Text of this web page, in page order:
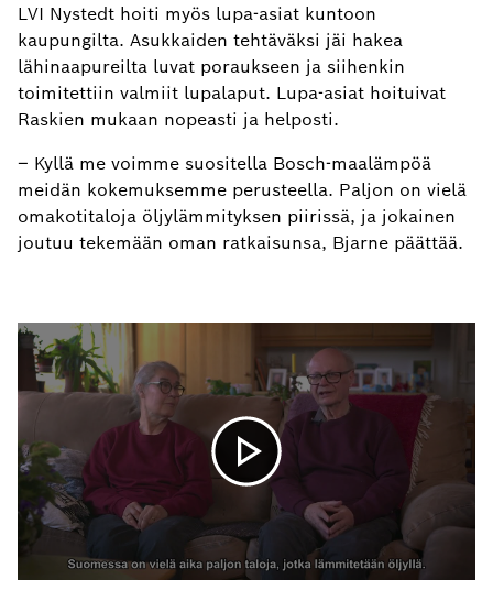
LVI Nystedt hoiti myös lupa-asiat kuntoon
kaupungilta. Asukkaiden tehtäväksi jäi hakea
lähinaapureilta luvat poraukseen ja siihenkin
toimitettiin valmiit lupalaput. Lupa-asiat hoituivat
Raskien mukaan nopeasti ja helposti.
– Kyllä me voimme suositella Bosch-maalämpöä
meidän kokemuksemme perusteella. Paljon on vielä
omakotitaloja öljylämmityksen piirissä, ja jokainen
joutuu tekemään oman ratkaisunsa, Bjarne päättää.